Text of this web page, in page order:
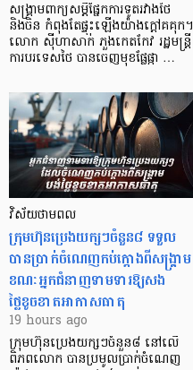
សង្គ្រាមពាក្យសម្តីផ្នែកការទូតរវាងថៃ
និងចិន កំពុងតែផ្ទុះឡើងយ៉ាងក្តៅគគុក។
លោក ស៊ីហាសាក់ ភួងកេតកែវ រដ្ឋមន្ត្រី
ការបរទេសថៃ បានចេញមុខផ្លែផ្កា …
វិស័យថាមពល
ក្រុមហ៊ុនប្រេងយក្សៗចំនួន៨ ទទួល
បានប្រាក់ចំណេញកប់ក្តោងពីសង្គ្រាម
ខណៈអ្នកជំនាញទាមទារឱ្យសង
ថ្លៃខូចខាតអាកាសធាតុ
19 hours ago
ក្រុមហ៊ុនប្រេងយក្សៗចំនួន៨ នៅលើ
ពិភពលោក បានប្រមូលប្រាក់ចំណេញ